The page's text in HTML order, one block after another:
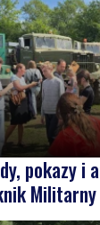
pokazy i
Militarny